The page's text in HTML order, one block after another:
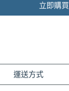
立即購買
運送方式